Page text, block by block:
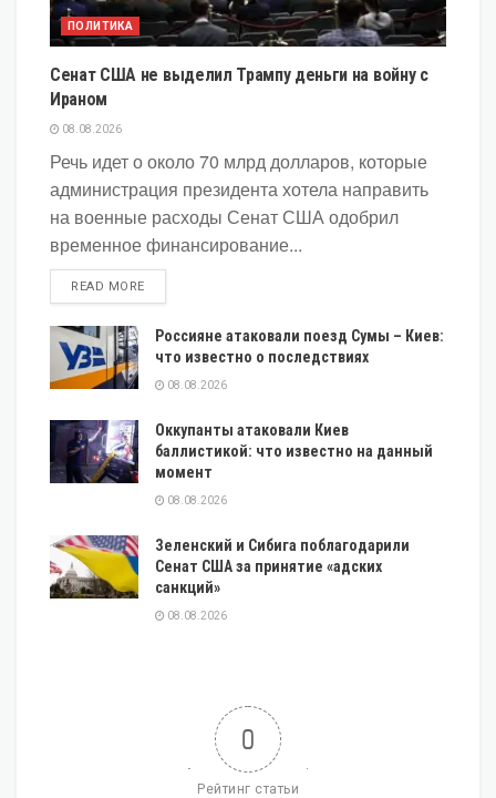
ПОЛИТИКА
Сенат США не выделил Трампу деньги на войну с
Ираном
08.08.2026
Речь идет о около 70 млрд долларов, которые
администрация президента хотела направить
на военные расходы Сенат США одобрил
временное финансирование...
READ MOREDETAILS
Россияне атаковали поезд Сумы – Киев:
что известно о последствиях
08.08.2026
Оккупанты атаковали Киев
баллистикой: что известно на данный
момент
08.08.2026
Зеленский и Сибига поблагодарили
Сенат США за принятие «адских
санкций»
08.08.2026
0
Рейтинг статьи